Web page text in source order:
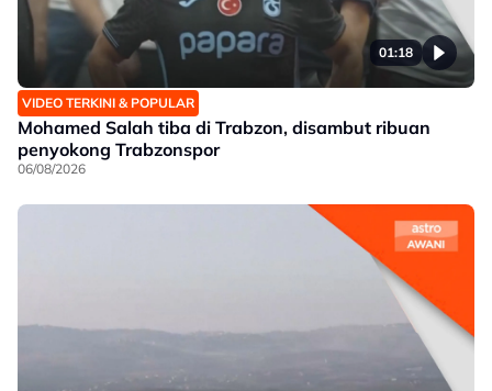
01:18
VIDEO TERKINI & POPULAR
Mohamed Salah tiba di Trabzon, disambut ribuan
penyokong Trabzonspor
06/08/2026